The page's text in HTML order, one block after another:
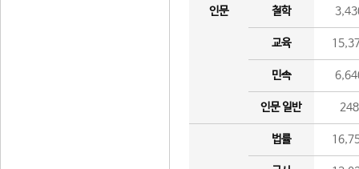
인문 철학
교육
민속
인문 일반 248
법률